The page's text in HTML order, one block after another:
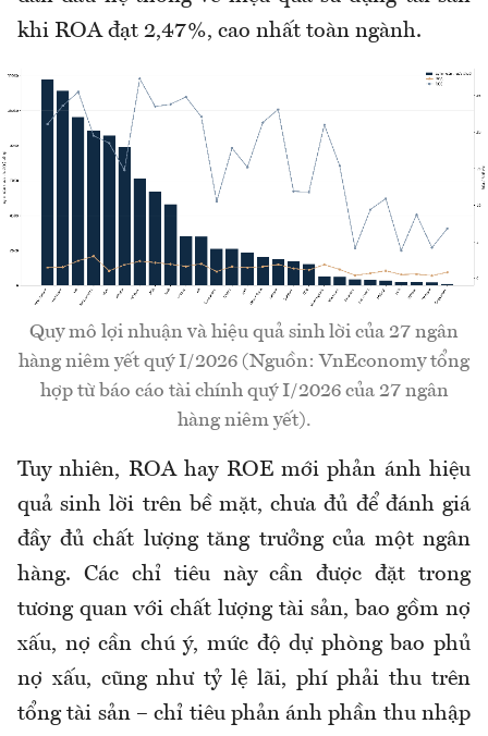
khi ROA đạt 2,47%, cao nhất toàn ngành.
Quy mô lợi nhuận và hiệu quả sinh lời của 27 ngân
hàng niêm yết quý I/2026 (Nguồn: VnEconomy tổng
hợp từ báo cáo tài chính quý I/2026 của 27 ngân
hàng niêm yết).
Tuy nhiên, ROA hay ROE mới phản ánh hiệu
quả sinh lời trên bề mặt, chưa đủ để đánh giá
đầy đủ chất lượng tăng trưởng của một ngân
hàng. Các chỉ tiêu này cần được đặt trong
tương quan với chất lượng tài sản, bao gồm nợ
xấu, nợ cần chú ý, mức độ dự phòng bao phủ
nợ xấu, cũng như tỷ lệ lãi, phí phải thu trên
tổng tài sản – chỉ tiêu phản ánh phần thu nhập